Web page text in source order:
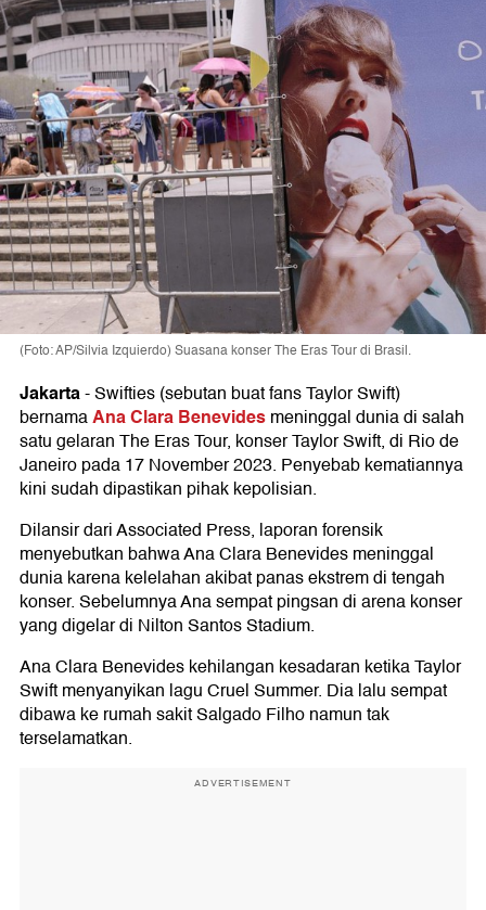
(Foto: AP/Silvia Izquierdo) Suasana konser The Eras Tour di Brasil.
Jakarta-Swifties (sebutan buat fans Taylor Swift)
bernamaAna Clara Benevidesmeninggal dunia di salah
satu gelaran The Eras Tour, konser Taylor Swift, di Rio de
Janeiro pada 17 November 2023. Penyebab kematiannya
kini sudah dipastikan pihak kepolisian.
Dilansir dari Associated Press, laporan forensik
menyebutkan bahwa Ana Clara Benevides meninggal
dunia karena kelelahan akibat panas ekstrem di tengah
konser. Sebelumnya Ana sempat pingsan di arena konser
yang digelar di Nilton Santos Stadium.
Ana Clara Benevides kehilangan kesadaran ketika Taylor
Swift menyanyikan lagu Cruel Summer. Dia lalu sempat
dibawa ke rumah sakit Salgado Filho namun tak
terselamatkan.
ADVERTISEMENT